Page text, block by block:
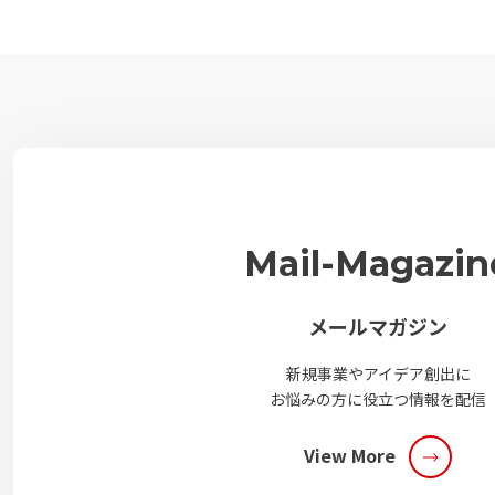
Mail-
メールマガジン
新規事業やアイデア創出に
お悩みの方に役立つ情報を配信
View More